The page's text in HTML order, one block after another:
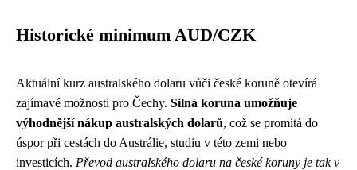
Historické minimum AUD/CZK
Aktuální kurz australského dolaru vůči české koruně otevírá
zajímavé možnosti pro Čechy. Silná koruna umožňuje
výhodnější nákup australských dolarů, což se promítá do
úspor při cestách do Austrálie, studiu v této zemi nebo
investicích. Převod australského dolaru na české koruny je tak v